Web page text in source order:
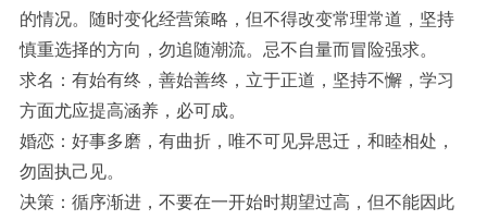
的情况。随时变化经营策略，但不得改变常理常道，坚持
慎重选择的方向，勿追随潮流。忌不自量而冒险强求。
求名：有始有终，善始善终，立于正道，坚持不懈，学习
方面尤应提高涵养，必可成。
婚恋：好事多磨，有曲折，唯不可见异思迁，和睦相处，
勿固执己见。
决策：循序渐进，不要在一开始时期望过高，但不能因此